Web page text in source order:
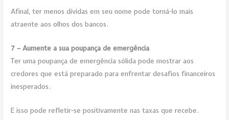
Afinal, ter menos dívidas em seu nome pode torná-lo mais
atraente aos olhos dos bancos.
7 – Aumente a sua poupança de emergência
Ter uma poupança de emergência sólida pode mostrar aos
credores que está preparado para enfrentar desafios financeiros
inesperados.
E isso pode refletir-se positivamente nas taxas que recebe.